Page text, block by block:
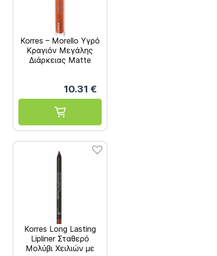
Korres – Morello Υγρό
Κραγιόν Μεγάλης
Διάρκειας Matte
10.31 €
Korres Long Lasting
Lipliner Σταθερό
Μολύβι Χειλιών με